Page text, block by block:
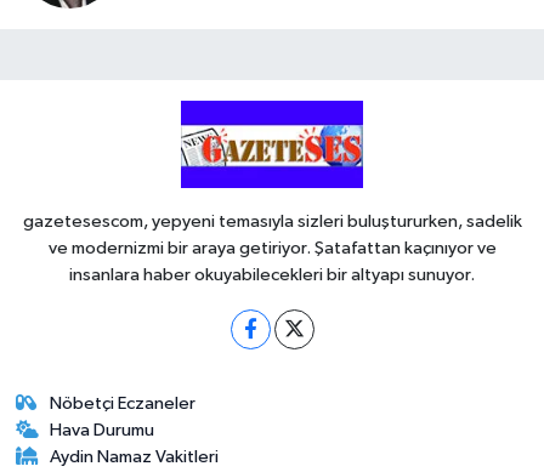
gazetesescom, yepyeni temasıyla sizleri buluştururken, sadelik
ve modernizmi bir araya getiriyor. Şatafattan kaçınıyor ve
insanlara haber okuyabilecekleri bir altyapı sunuyor.
Nöbetçi Eczaneler
Hava Durumu
Aydin Namaz Vakitleri